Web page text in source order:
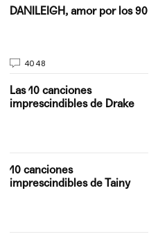
DANILEIGH, amor por los 90
4048
Las 10 canciones
imprescindibles de Drake
10 canciones
imprescindibles de Tainy